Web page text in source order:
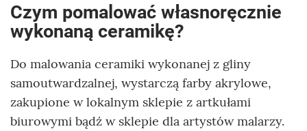
Czym pomalować własnoręcznie
wykonaną ceramikę?
Do malowania ceramiki wykonanej z gliny
samoutwardzalnej, wystarczą farby akrylowe,
zakupione w lokalnym sklepie z artkułami
biurowymi bądź w sklepie dla artystów malarzy.